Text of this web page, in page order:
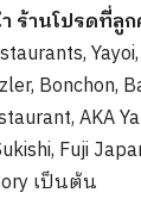
ร้านโปรดที่ลู
Bonchon,
AKA
Fuji
เป็นต้น